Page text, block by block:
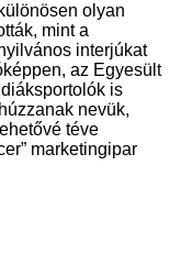
olyan
mint a
interjúkat
az Egyesült
is
nevük,
téve
marketingipar